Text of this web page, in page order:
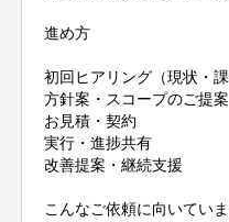
進め方
初回ヒアリング（現状・
方針案・スコープのご提案
お見積・契約
実行・進捗共有
改善提案・継続支援
こんなご依頼に向いてい